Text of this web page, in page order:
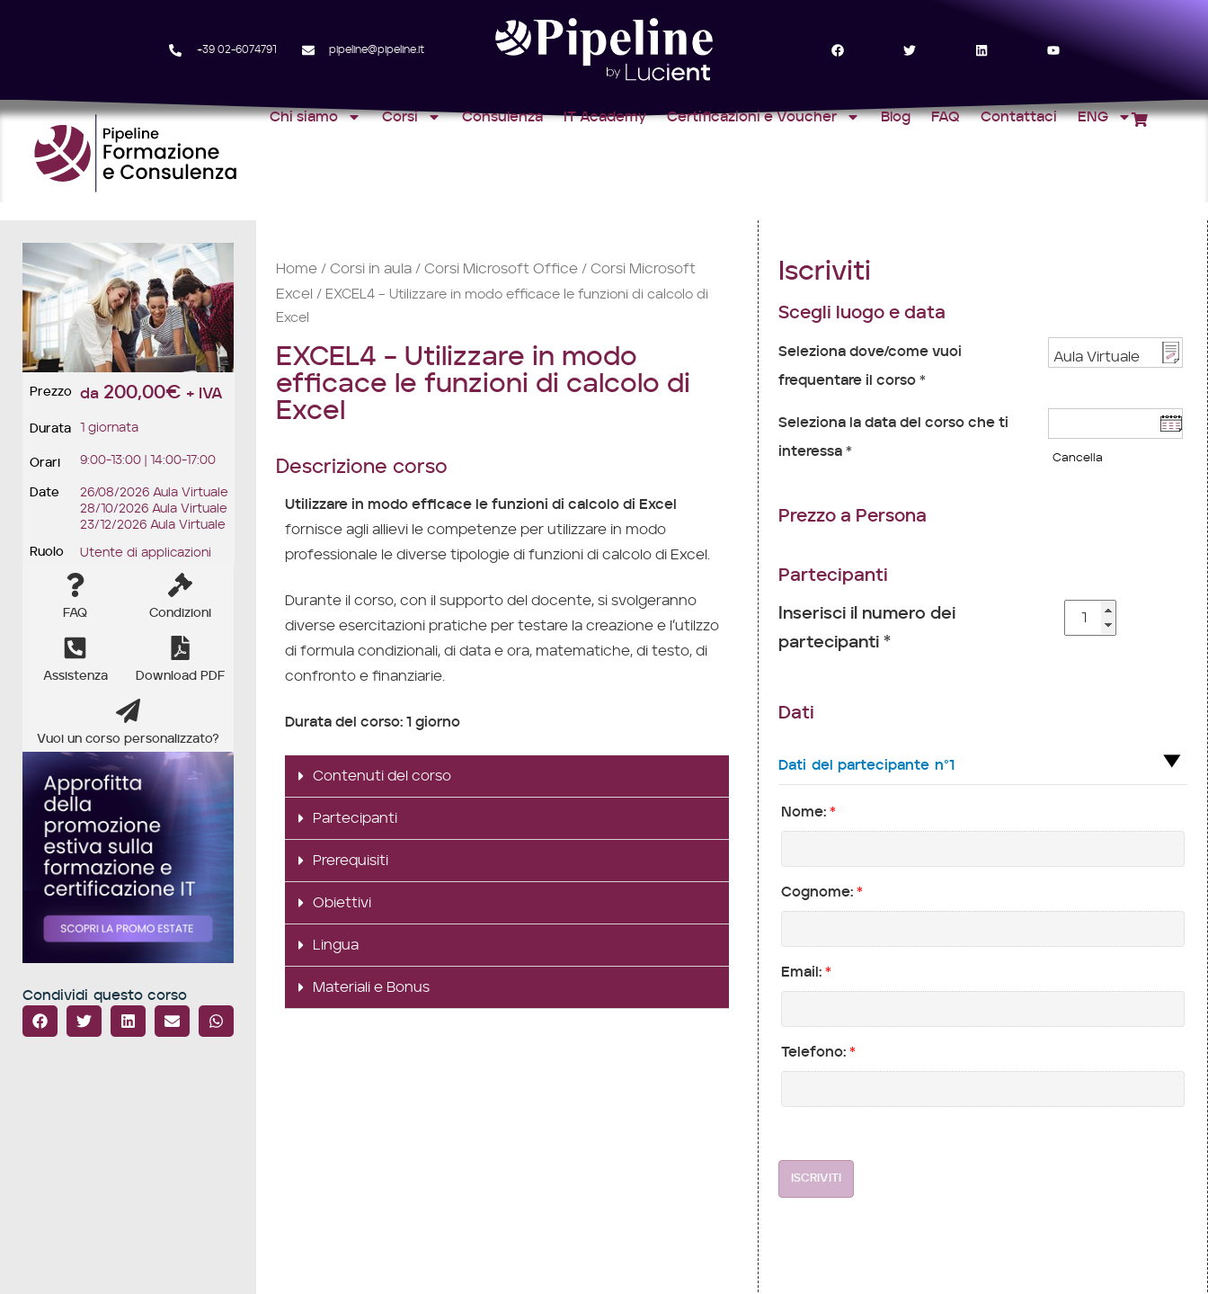
+39 02-6074791 pipeline@pipeline.it
Chi siamo Corsi Consulenza IT Academy Certificazioni e Voucher Blog FAQ Contattaci ENG
Prezzo da 200,00€ + IVA
Durata 1 giornata
Orari 9:00-13:00 | 14:00-17:00
Date
26/08/2026 Aula Virtuale
28/10/2026 Aula Virtuale
23/12/2026 Aula Virtuale
Ruolo Utente di applicazioni
FAQ Condizioni
Assistenza Download PDF
Vuoi un corso personalizzato?
Condividi questo corso
Home/ Corsi in aula/ Corsi Microsoft Office/ Corsi Microsoft
Excel / EXCEL4 – Utilizzare in modo efficace le funzioni di calcolo di
Excel
EXCEL4 – Utilizzare in modo
efficace le funzioni di calcolo di
Excel
Descrizione corso
Utilizzare in modo efficace le funzioni di calcolo di Excel
fornisce agli allievi le competenze per utilizzare in modo
professionale le diverse tipologie di funzioni di calcolo di Excel.
Durante il corso, con il supporto del docente, si svolgeranno
diverse esercitazioni pratiche per testare la creazione e l’utilzzo
di formula condizionali, di data e ora, matematiche, di testo, di
confronto e finanziarie.
Durata del corso: 1 giorno
Contenuti del corso
Partecipanti
Prerequisiti
Obiettivi
Lingua
Materiali e Bonus
Iscriviti
Scegli luogo e data
Seleziona dove/come vuoi
frequentare il corso *
Seleziona la data del corso che ti
interessa *
Cancella
Prezzo a Persona
Partecipanti
Inserisci il numero dei
partecipanti *
Dati
Dati del partecipante n°1
Nome: *
Cognome: *
Email: *
Telefono: *
ISCRIVITI